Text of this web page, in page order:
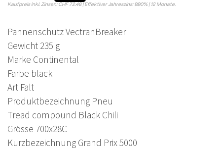
Kaufpreis inkl. Zinsen: CHF 72.48 | Effektiver Jahreszins: 9.90% | 12 Monate.
Pannenschutz VectranBreaker
Gewicht 235 g
Marke Continental
Farbe black
Art Falt
Produktbezeichnung Pneu
Tread compound Black Chili
Grösse 700x28C
Kurzbezeichnung Grand Prix 5000